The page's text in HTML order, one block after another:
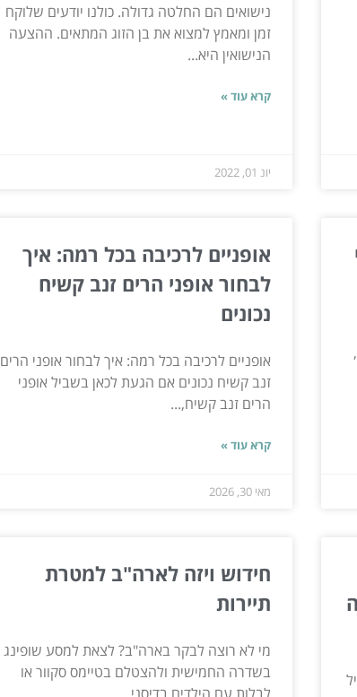
נישואים הם החלטה גדולה. כולנו יודעים שלוקח
זמן ומאמץ למצוא את בן הזוג המתאים. ההצעה
הנישואין היא...
קרא עוד »
יונ 01, 2022
אופניים לרכיבה בכל רמה: איך
לבחור אופני הרים זנב קשיח
נכונים
אופניים לרכיבה בכל רמה: איך לבחור אופני הרים
זנב קשיח נכונים אם הגעת לכאן בשביל אופני
הרים זנב קשיח,...
קרא עוד »
מאי 30, 2026
חידוש ויזה לארה"ב למטרת
תיירות
מי לא רוצה לבקר בארה"ב? לצאת למסע שופינג
בשדרה החמישית ולהצטלם בטיימס סקוור או